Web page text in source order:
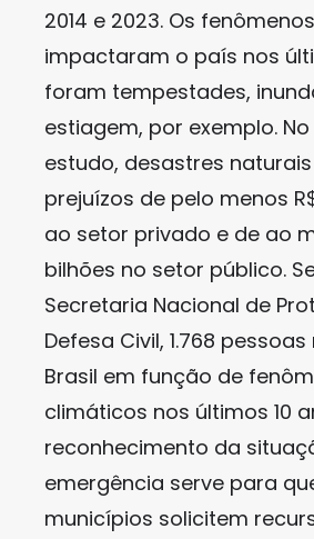
2014 e 2023. Os
impactaram o país nos
foram tempestades,
estiagem, por exemplo.
estudo, desastres
prejuízos de pelo menos
ao setor privado e de ao
bilhões no setor público.
Secretaria Nacional de
Defesa Civil, 1.768
Brasil em função de
climáticos nos últimos 10
reconhecimento da
emergência serve para
municípios solicitem